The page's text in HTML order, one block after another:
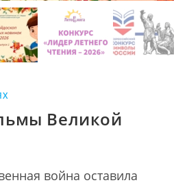
Великой
война оставила